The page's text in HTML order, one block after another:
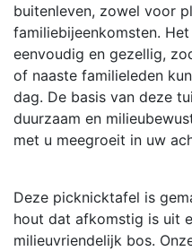
buitenleven, zowel voor
familiebijeenkomsten.
eenvoudig en gezellig,
of naaste familieleden
dag. De basis van deze
duurzaam en
met u meegroeit in uw
Deze picknicktafel is
hout dat afkomstig is uit
milieuvriendelijk bos.